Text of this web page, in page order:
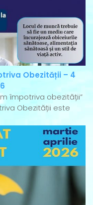
Obezității – 4
împotriva obezității”
Obezității este